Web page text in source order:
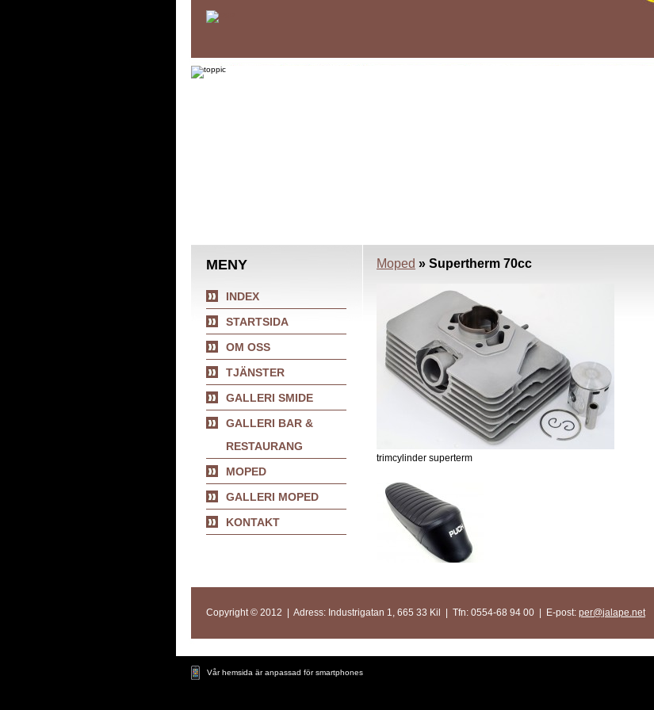
Moped » Supertherm 70cc
trimcylinder superterm
MENY
INDEX
STARTSIDA
OM OSS
TJÄNSTER
GALLERI SMIDE
GALLERI BAR &
RESTAURANG
MOPED
GALLERI MOPED
KONTAKT
Copyright © 2012 | Adress: Industrigatan 1, 665 33 Kil | Tfn: 0554-68 94 00 | E-post: per@jalape.net
Vår hemsida är anpassad för smartphones